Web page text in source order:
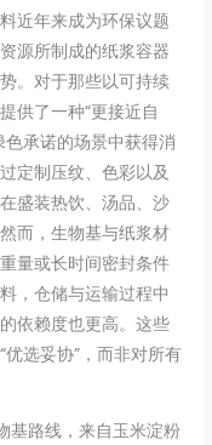
近年来成为环保议题
源所制成的纸浆容器
。对于那些以可持续
供了一种“更接近自
承诺的场景中获得消
定制压纹、色彩以及
盛装热饮、汤品、沙
而，生物基与纸浆材
量或长时间密封条件
，仓储与运输过程中
依赖度也更高。这些
选妥协”，而非对所有
基路线，来自玉米淀粉